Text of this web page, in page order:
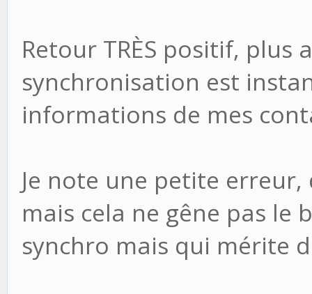
Retour TRÈS positif, plus
synchronisation est
informations de mes
Je note une petite
mais cela ne gêne pas
synchro mais qui mérite